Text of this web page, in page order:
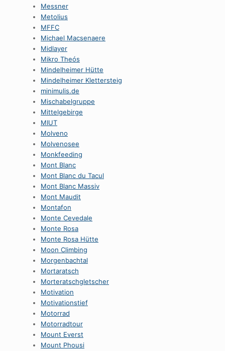
Messner
Metolius
MFFC
Michael Macsenaere
Midlayer
Mikro Theós
Mindelheimer Hütte
Mindelheimer Klettersteig
minimulis.de
Mischabelgruppe
Mittelgebirge
MIUT
Molveno
Molvenosee
Monkfeeding
Mont Blanc
Mont Blanc du Tacul
Mont Blanc Massiv
Mont Maudit
Montafon
Monte Cevedale
Monte Rosa
Monte Rosa Hütte
Moon Climbing
Morgenbachtal
Mortaratsch
Morteratschgletscher
Motivation
Motivationstief
Motorrad
Motorradtour
Mount Everst
Mount Phousi